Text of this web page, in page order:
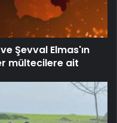
Şevval Elmas'ın
mültecilere ait